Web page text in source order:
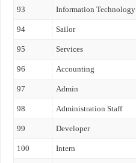
93 Information Technology
94 Sailor
95 Services
96 Accounting
97 Admin
98 Administration Staff
99 Developer
100 Intern